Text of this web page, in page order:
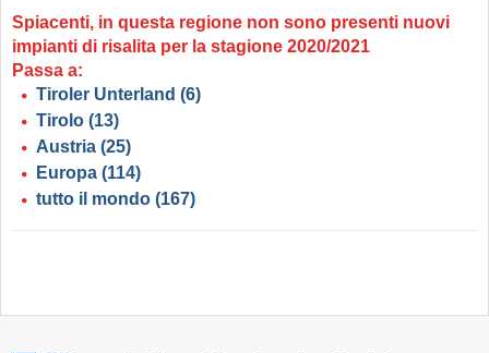
Spiacenti, in questa regione non sono presenti nuovi
impianti di risalita per la stagione 2020/2021
Passa a:
Tiroler Unterland (6)
Tirolo (13)
Austria (25)
Europa (114)
tutto il mondo (167)